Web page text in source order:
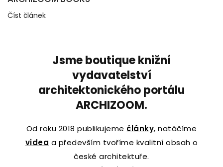
Číst článek
Jsme boutique knižní
vydavatelství
architektonického portálu
ARCHIZOOM.
Od roku 2018 publikujeme články, natáčíme
videa a především tvoříme kvalitní obsah o
české architektuře.